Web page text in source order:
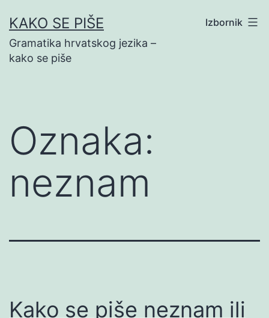
na
sadržaj
KAKO SE PIŠE
Gramatika hrvatskog jezika –
kako se piše
Izbornik
Oznaka:
neznam
Kako se piše neznam ili